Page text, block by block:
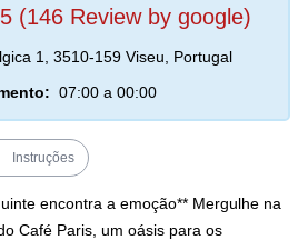
(146 Review by google)
1, 3510-159 Viseu, Portugal
07:00 a 00:00
Instruções
encontra a emoção** Mergulhe na
Café Paris, um oásis para os